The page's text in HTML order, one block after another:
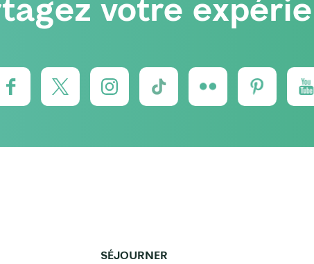
votre
SÉJOURNER